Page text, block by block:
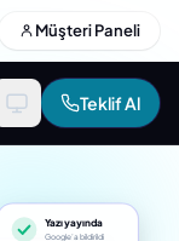
Müşteri Paneli
Teklif Al
Google’a bildirildi